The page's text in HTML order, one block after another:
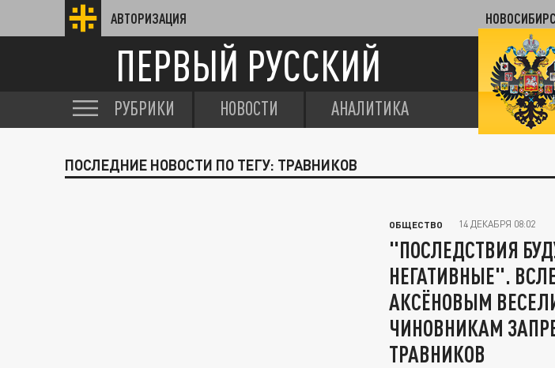
АВТОРИЗАЦИЯ
ПЕРВЫЙ РУССКИЙ
РУБРИКИ НОВОСТИ АНАЛИТИКА
ПОСЛЕДНИЕ НОВОСТИ ПО ТЕГУ: ТРАВНИКОВ
ОБЩЕСТВО 14 ДЕКАБРЯ 08:02
"ПОСЛЕДСТВИЯ
НЕГАТИВНЫЕ".
АКСЁНОВЫМ
ЧИНОВНИКАМ
ТРАВНИКОВ